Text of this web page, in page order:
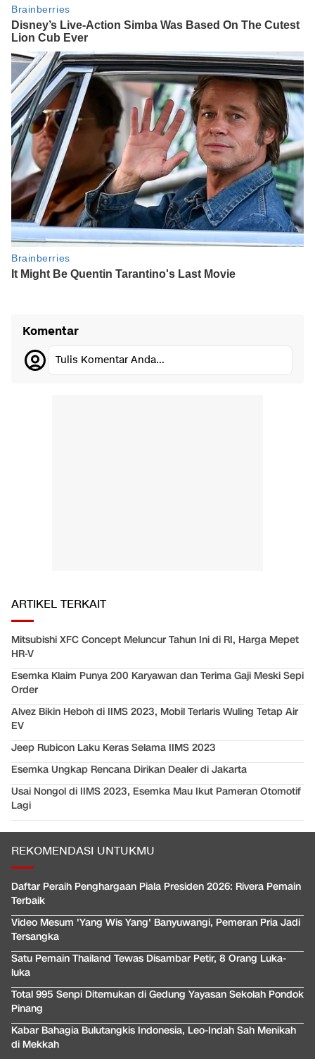
Komentar
Tulis Komentar Anda...
ARTIKEL TERKAIT
Mitsubishi XFC Concept Meluncur Tahun Ini di RI, Harga Mepet
HR-V
Esemka Klaim Punya 200 Karyawan dan Terima Gaji Meski Sepi
Order
Alvez Bikin Heboh di IIMS 2023, Mobil Terlaris Wuling Tetap Air
EV
Jeep Rubicon Laku Keras Selama IIMS 2023
Esemka Ungkap Rencana Dirikan Dealer di Jakarta
Usai Nongol di IIMS 2023, Esemka Mau Ikut Pameran Otomotif
Lagi
REKOMENDASI UNTUKMU
Daftar Peraih Penghargaan Piala Presiden 2026: Rivera Pemain
Terbaik
Video Mesum 'Yang Wis Yang' Banyuwangi, Pemeran Pria Jadi
Tersangka
Satu Pemain Thailand Tewas Disambar Petir, 8 Orang Luka-
luka
Total 995 Senpi Ditemukan di Gedung Yayasan Sekolah Pondok
Pinang
Kabar Bahagia Bulutangkis Indonesia, Leo-Indah Sah Menikah
di Mekkah